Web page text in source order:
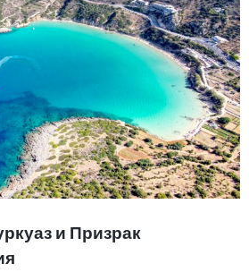
и Призрак